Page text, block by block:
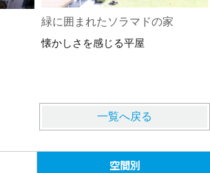
緑に囲まれたソラマドの家
懐かしさを感じる平屋
一覧へ戻る
空間別